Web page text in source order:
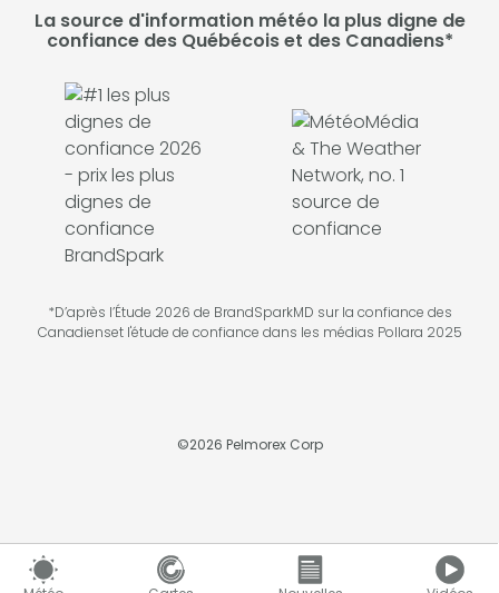
La source d'information météo la plus digne de
confiance des Québécois et des Canadiens*
*D’après l’Étude 2026 de BrandSparkMD sur la confiance des
Canadienset l'étude de confiance dans les médias Pollara 2025
©2026 Pelmorex Corp